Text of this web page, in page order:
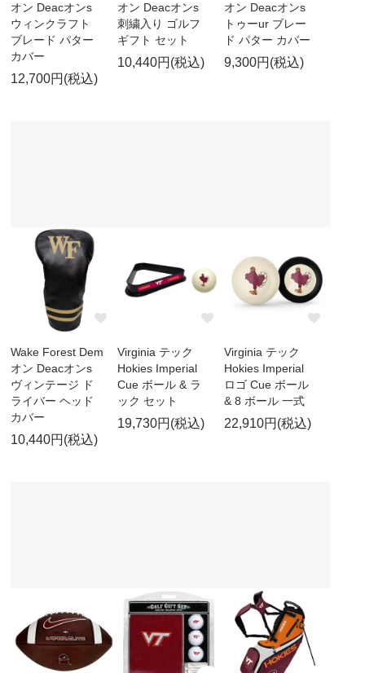
オン Deacオンs
ウィンクラフト
ブレード パター
カバー
12,700円(税込)
オン Deacオンs
刺繍入り ゴルフ
ギフト セット
10,440円(税込)
オン Deacオンs
トゥーur ブレー
ド パター カバー
9,300円(税込)
Wake Forest Dem
オン Deacオンs
ヴィンテージ ド
ライバー ヘッド
カバー
10,440円(税込)
Virginia テック
Hokies Imperial
Cue ボール & ラ
ック セット
19,730円(税込)
Virginia テック
Hokies Imperial
ロゴ Cue ボール
& 8 ボール 一式
22,910円(税込)